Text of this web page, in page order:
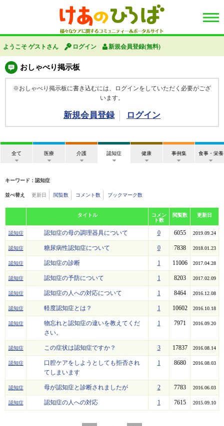
ようこそ ゲストさん ログイン 新規会員登録(無料)
おしゃべり掲示板
※おしゃべり掲示板に書き込むには、ログインをしていただく必要がござ
います。
新規会員登録 ログイン
全て 医療 介護 認知症 健康 事例集 食事・栄養
キーワード：認知症
並べ替え 更新日 閲覧数 コメント数 ブックマーク数
タイトル
コメン
ト数
閲覧数 更新日
認知症 認知症の母の調理器具について 0 6055 2019.09.24
認知症 糖尿病性認知症について 0 7838 2018.01.23
認知症 認知症の診断 1 11006 2017.04.28
認知症 認知症の予防について 1 8203 2017.02.09
認知症 認知症の人への対応について 1 8464 2016.12.08
認知症 軽度認知症とは？ 1 10602 2016.10.18
認知症
物忘れと認知症の違いを教えてくだ
さい。
1 7971 2016.09.20
認知症 この症状は認知症ですか？ 3 17837 2016.08.14
認知症
口腔ケアをしようとしても拒否され
てしまいます
1 8680 2016.08.03
認知症 母が認知症と診断されましたが 2 7783 2016.06.03
認知症 認知症の人への対応 1 7615 2015.09.10